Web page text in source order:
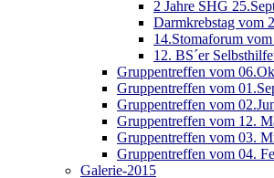
2 Jahre SHG
Darmkrebstag vom
14.Stomaforum
12. BS´er
Gruppentreffen vom
Gruppentreffen vom
Gruppentreffen vom
Gruppentreffen vom 12.
Gruppentreffen vom 03.
Gruppentreffen vom 04.
Galerie-2015